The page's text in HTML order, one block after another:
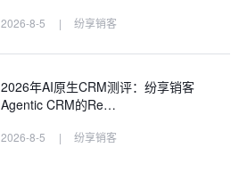
2026-8-5 | 纷享销客
2026年AI原生CRM测评：纷享销客
Agentic CRM的Re…
2026-8-5 | 纷享销客